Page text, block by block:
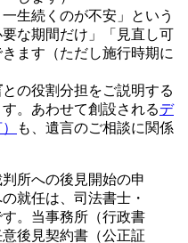
生続くのが不安」という
な期間だけ」「見直し可
ます（ただし施行時期に
との役割分担をご説明する
。あわせて創設されるデ
も、遺言のご相談に関係
判所への後見開始の申
就任は、司法書士・
。当事務所（行政書
後見契約書（公正証